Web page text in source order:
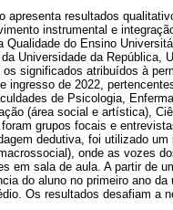
apresenta resultados
instrumental e
Qualidade do Ensino
Universidade da República,
significados atribuídos à
ingresso de 2022,
de Psicologia,
(área social e artística),
grupos focais e
dedutiva, foi utilizado
onde as vozes
em sala de aula. A partir de
do aluno no primeiro ano
Os resultados desafiam a